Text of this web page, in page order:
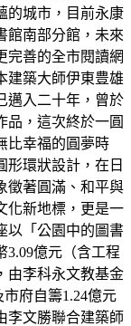
的城市，目前永康
館南部分館，未來
完善的全市閱讀網
建築大師伊東豊雄
邁入二十年，曾於
品，這次終於一圓
比幸福的圓夢時
形環狀設計，在日
徵著圓滿、和平與
化新地標，更是一
以「公園中的圖書
3.09億元（含工程
由李科永文教基金
府自籌1.24億元
李文勝聯合建築師